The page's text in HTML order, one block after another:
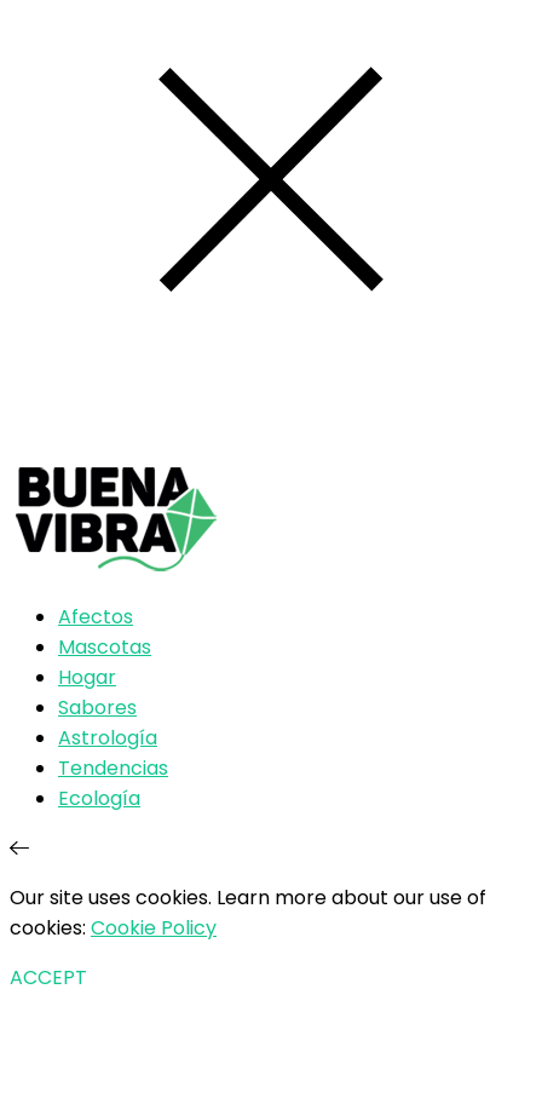
Afectos
Mascotas
Hogar
Sabores
Astrología
Tendencias
Ecología
Our site uses cookies. Learn more about our use of
cookies: Cookie Policy
ACCEPT